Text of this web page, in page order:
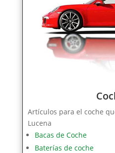
Artículos para el coche
Lucena
Bacas de Coche
Baterías de coche